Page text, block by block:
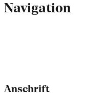
Navigation
Anschrift